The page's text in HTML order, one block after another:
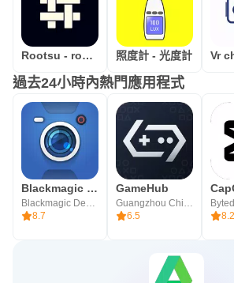
Rootsu - root validator 照度計 - 光度計 Vr
過去24小時內熱門應用程式
Blackmagic Camera
Blackmagic Design Inc.
8.7
GameHub
Guangzhou Chicken Run Network Technology Co.,Ltd.
6.5
8.2